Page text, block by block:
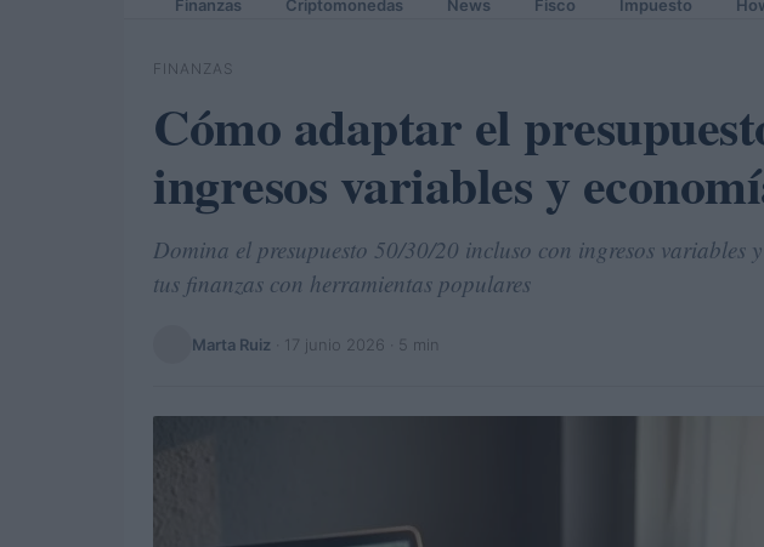
Finanzas Criptomonedas News Fisco Impuesto
FINANZAS
Cómo adaptar el
ingresos variables y
Domina el presupuesto 50/30/20 incluso con ingresos variables
tus finanzas con herramientas populares
Marta Ruiz 17 junio 2026 · 5 min